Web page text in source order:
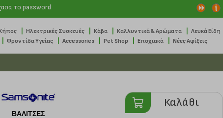
το password
Ηλεκτρικές Συσκευές Κάβα Καλλυντικά & Αρώματα Λευκά Είδη
Φροντίδα Υγείας Accessories Pet Shop Εποχιακά Νέες Αφίξεις
ΒΑΛΙΤΣΕΣ
Καλάθι